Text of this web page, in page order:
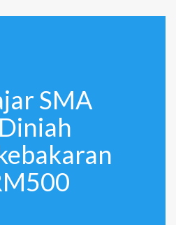
SMA